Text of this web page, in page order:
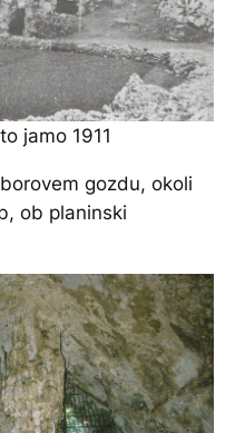
jamo 1911
gozdu, okoli
ob planinski